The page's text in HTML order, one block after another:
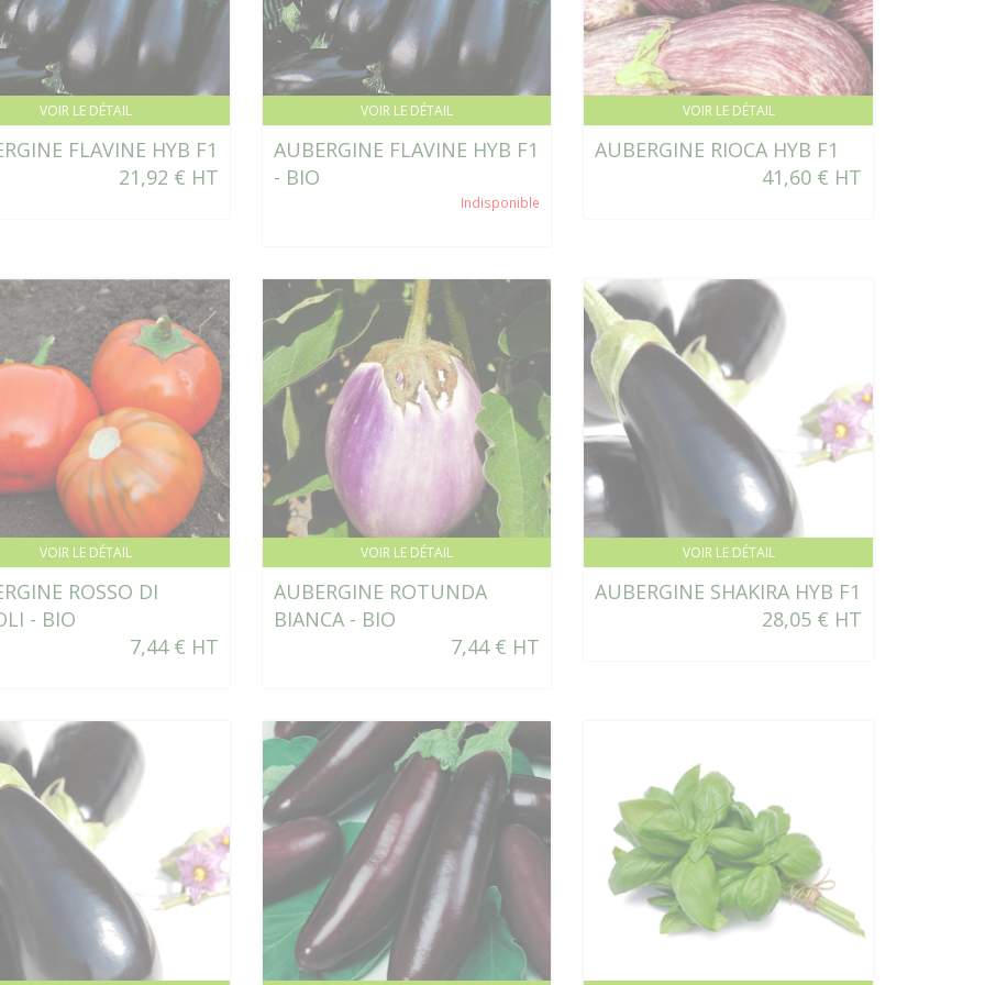
VOIR LE DÉTAIL
FLAVINE HYB F1
21,92 € HT
VOIR LE DÉTAIL
AUBERGINE FLAVINE HYB F1
- BIO
Indisponible
VOIR LE DÉTAIL
AUBERGINE RIOCA HYB F1
41,60 € HT
VOIR LE DÉTAIL
ROSSO DI
- BIO
7,44 € HT
VOIR LE DÉTAIL
AUBERGINE ROTUNDA
BIANCA - BIO
7,44 € HT
VOIR LE DÉTAIL
AUBERGINE SHAKIRA HYB F1
28,05 € HT